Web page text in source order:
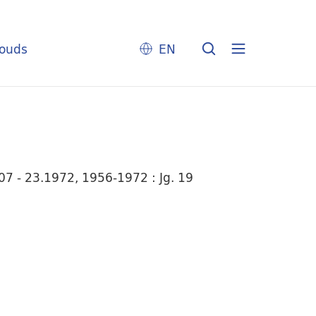
EN
- 23.1972, 1956-1972 : Jg. 19